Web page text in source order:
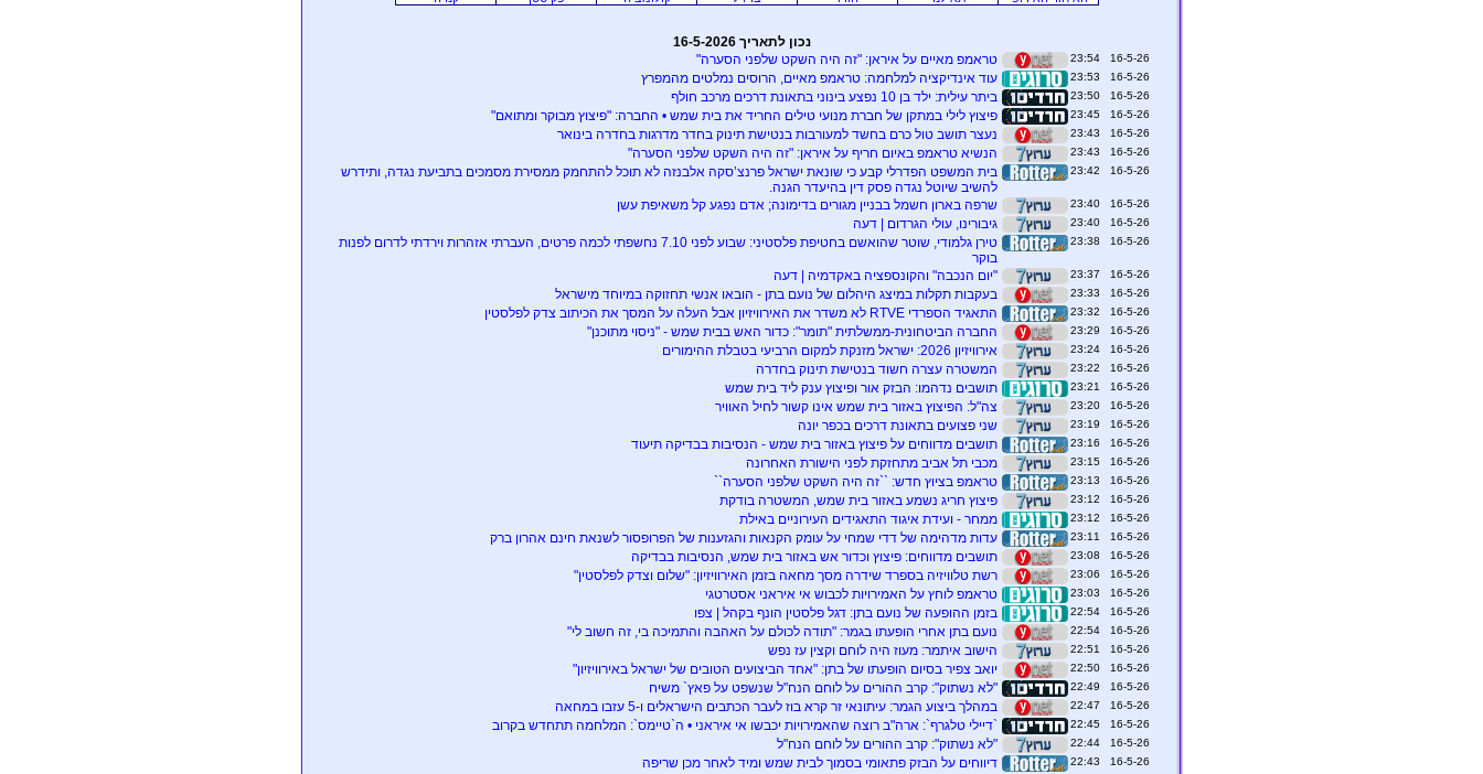
נכון לתאריך 16-5-2026
16-5-26 23:54 טראמפ מאיים על איראן: "זה היה השקט שלפני הסערה"
16-5-26 23:53 עוד אינדיקציה למלחמה: טראמפ מאיים, הרוסים נמלטים מהמפרץ
16-5-26 23:50 ביתר עילית: ילד בן 10 נפצע בינוני בתאונת דרכים מרכב חולף
16-5-26 23:45 פיצוץ לילי במתקן של חברת מנועי טילים החריד את בית שמש • החברה: "פיצוץ מבוקר ומתואם"
16-5-26 23:43 נעצר תושב טול כרם בחשד למעורבות בנטישת תינוק בחדר מדרגות בחדרה בינואר
16-5-26 23:43 הנשיא טראמפ באיום חריף על איראן: "זה היה השקט שלפני הסערה"
16-5-26 23:42
בית המשפט הפדרלי קבע כי שונאת ישראל פרנצ’סקה אלבנזה לא תוכל להתחמק ממסירת מסמכים בתביעת נגדה, ותידרש
להשיב שיוטל נגדה פסק דין בהיעדר הגנה.
16-5-26 23:40 שרפה בארון חשמל בבניין מגורים בדימונה; אדם נפגע קל משאיפת עשן
16-5-26 23:40 גיבורינו, עולי הגרדום | דעה
16-5-26 23:38
טירן גלמודי, שוטר שהואשם בחטיפת פלסטיני: שבוע לפני 7.10 נחשפתי לכמה פרטים, העברתי אזהרות וירדתי לדרום לפנות
בוקר
16-5-26 23:37 "יום הנכבה" והקונספציה באקדמיה | דעה
16-5-26 23:33 בעקבות תקלות במיצג היהלום של נועם בתן - הובאו אנשי תחזוקה במיוחד מישראל
16-5-26 23:32 התאגיד הספרדי RTVE לא משדר את האירוויזיון אבל העלה על המסך את הכיתוב צדק לפלסטין
16-5-26 23:29 החברה הביטחונית-ממשלתית "תומר": כדור האש בבית שמש - "ניסוי מתוכנן"
16-5-26 23:24 אירוויזיון 2026: ישראל מזנקת למקום הרביעי בטבלת ההימורים
16-5-26 23:22 המשטרה עצרה חשוד בנטישת תינוק בחדרה
16-5-26 23:21 תושבים נדהמו: הבזק אור ופיצוץ ענק ליד בית שמש
16-5-26 23:20 צה"ל: הפיצוץ באזור בית שמש אינו קשור לחיל האוויר
16-5-26 23:19 שני פצועים בתאונת דרכים בכפר יונה
16-5-26 23:16 תושבים מדווחים על פיצוץ באזור בית שמש - הנסיבות בבדיקה תיעוד
16-5-26 23:15 מכבי תל אביב מתחזקת לפני הישורת האחרונה
16-5-26 23:13 טראמפ בציוץ חדש: ``זה היה השקט שלפני הסערה``
16-5-26 23:12 פיצוץ חריג נשמע באזור בית שמש, המשטרה בודקת
16-5-26 23:12 ממחר - ועידת איגוד התאגידים העירוניים באילת
16-5-26 23:11 עדות מדהימה של דדי שמחי על עומק הקנאות והגזענות של הפרופסור לשנאת חינם אהרון ברק
16-5-26 23:08 תושבים מדווחים: פיצוץ וכדור אש באזור בית שמש, הנסיבות בבדיקה
16-5-26 23:06 רשת טלוויזיה בספרד שידרה מסך מחאה בזמן האירוויזיון: "שלום וצדק לפלסטין"
16-5-26 23:03 טראמפ לוחץ על האמירויות לכבוש אי איראני אסטרטגי
16-5-26 22:54 בזמן ההופעה של נועם בתן: דגל פלסטין הונף בקהל | צפו
16-5-26 22:54 נועם בתן אחרי הופעתו בגמר: "תודה לכולם על האהבה והתמיכה בי, זה חשוב לי"
16-5-26 22:51 הישוב איתמר: מעוז היה לוחם וקצין עז נפש
16-5-26 22:50 יואב צפיר בסיום הופעתו של בתן: "אחד הביצועים הטובים של ישראל באירוויזיון"
16-5-26 22:49 "לא נשתוק": קרב ההורים על לוחם הנח"ל שנשפט על פאץ` משיח
16-5-26 22:47 במהלך ביצוע הגמר: עיתונאי זר קרא בוז לעבר הכתבים הישראלים ו-5 עזבו במחאה
16-5-26 22:45 `דיילי טלגרף`: ארה"ב רוצה שהאמירויות יכבשו אי איראני • ה`טיימס`: המלחמה תתחדש בקרוב
16-5-26 22:44 "לא נשתוק": קרב ההורים על לוחם הנח"ל
16-5-26 22:43 דיווחים על הבזק פתאומי בסמוך לבית שמש ומיד לאחר מכן שריפה